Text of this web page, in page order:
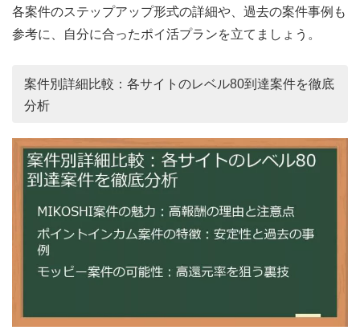
各案件のステップアップ形式の詳細や、過去の案件事例も
参考に、自分に合ったポイ活プランを立てましょう。
案件別詳細比較：各サイトのレベル80到達案件を徹底
分析